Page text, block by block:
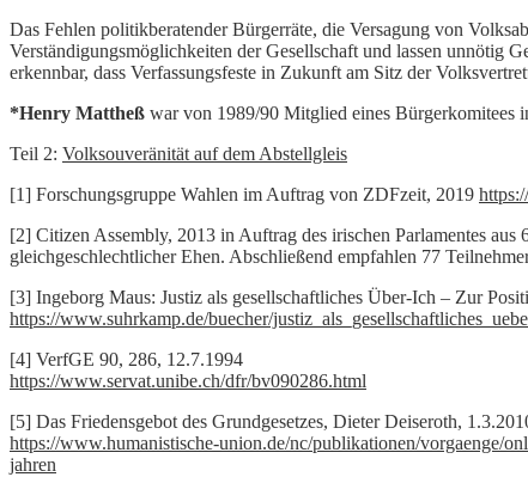
Das Fehlen politikberatender Bürgerräte, die Versagung von
Verständigungsmöglichkeiten der Gesellschaft und lassen unnötig
erkennbar, dass Verfassungsfeste in Zukunft am Sitz der
*Henry Mattheß war von 1989/90 Mitglied eines Bürgerkomitees
Teil 2: Volksouveränität auf dem Abstellgleis
[1] Forschungsgruppe Wahlen im Auftrag von ZDFzeit, 2019
[2] Citizen Assembly, 2013 in Auftrag des irischen Parlamentes
gleichgeschlechtlicher Ehen. Abschließend empfahlen 77
[3] Ingeborg Maus: Justiz als gesellschaftliches Über-Ich – Zur
https://www.suhrkamp.de/buecher/
[4] VerfGE 90, 286, 12.7.1994
https://www.servat.unibe.ch/dfr/bv090286.html
[5] Das Friedensgebot des Grundgesetzes, Dieter Deiseroth,
https://www.humanistische-union.de/nc/publikationen/vorgaenge/
jahren